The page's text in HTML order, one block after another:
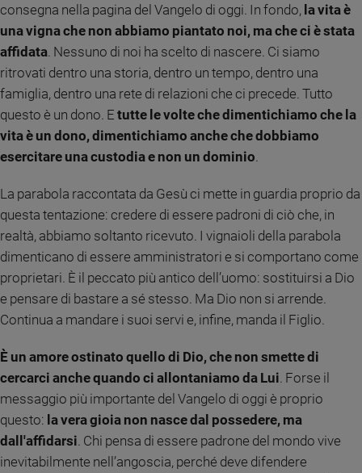
di
valore
Caso
settimana
Migranti
Diversità
e
inclusione
Cultura
spettacoli
2026
Cinema,
Tv
streaming
Libri
Musica
Arte
ed
consegna nella pagina del Vangelo di oggi. In fondo, la vita è
una vigna che non abbiamo piantato noi, ma che ci è stata
affidata . Nessuno di noi ha scelto di nascere. Ci siamo
ritrovati dentro una storia, dentro un tempo, dentro una
famiglia, dentro una rete di relazioni che ci precede. Tutto
questo è un dono. E tutte le volte che dimentichiamo che la
vita è un dono, dimentichiamo anche che dobbiamo
esercitare una custodia e non un dominio
La parabola raccontata da Gesù ci mette in guardia proprio da
questa tentazione: credere di essere padroni di ciò che, in
realtà, abbiamo soltanto ricevuto. I vignaioli della parabola
dimenticano di essere amministratori e si comportano come
proprietari. È il peccato più antico dell’uomo: sostituirsi a Dio
e pensare di bastare a sé stesso. Ma Dio non si arrende.
Continua a mandare i suoi servi e, infine, manda il Figlio.
È un amore ostinato quello di Dio, che non smette di
cercarci anche quando ci allontaniamo da Lui . Forse il
messaggio più importante del Vangelo di oggi è proprio
questo: la vera gioia non nasce dal possedere, ma
dall'affidarsi . Chi pensa di essere padrone del mondo vive
inevitabilmente nell’angoscia, perché deve difendere